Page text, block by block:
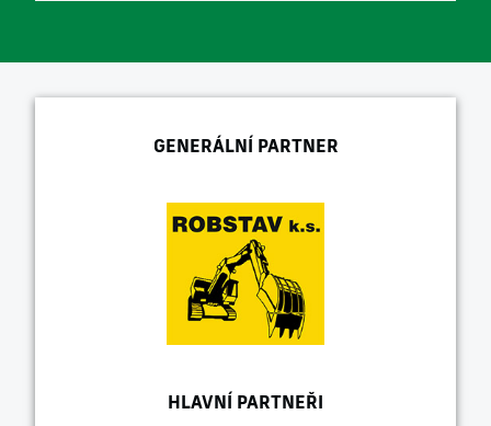
GENERÁLNÍ PARTNER
HLAVNÍ PARTNEŘI